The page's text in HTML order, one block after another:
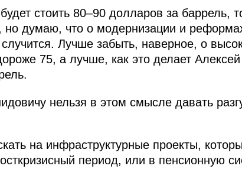
стоить 80–90 долларов за баррель,
думаю, что о модернизации и
Лучше забыть, наверное, о
75, а лучше, как это делает
нельзя в этом смысле давать
на инфраструктурные проекты,
период, или в пенсионную